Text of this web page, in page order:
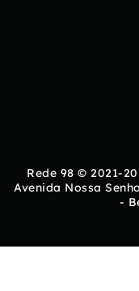
Rede 98 © 2021-
Avenida Nossa
-